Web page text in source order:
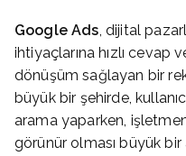
Google Ads, dijital
ihtiyaçlarına hızlı cevap
dönüşüm sağlayan bir
büyük bir şehirde,
arama yaparken,
görünür olması büyük